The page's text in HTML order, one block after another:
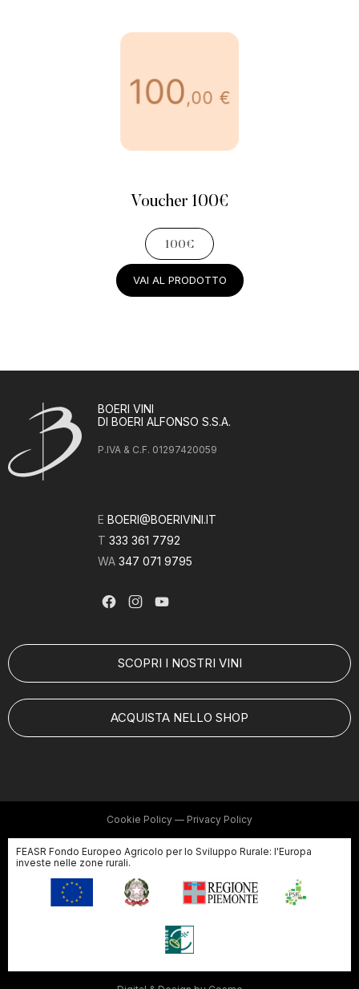
Voucher 100€
100€
VAI AL PRODOTTO
BOERI VINI
DI BOERI ALFONSO S.S.A.
P.IVA & C.F. 01297420059
E BOERI@BOERIVINI.IT
T 333 361 7792
WA 347 071 9795
SCOPRI I NOSTRI VINI
ACQUISTA NELLO SHOP
Cookie Policy — Privacy Policy
FEASR Fondo Europeo Agricolo per lo Sviluppo Rurale: l'Europa
investe nelle zone rurali.